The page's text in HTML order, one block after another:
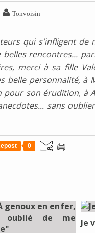
 Tonvoisin
qui s'infligent de
rencontres...
merci à sa fille
belle personnalité, à
son érudition, à
sans
0
Je